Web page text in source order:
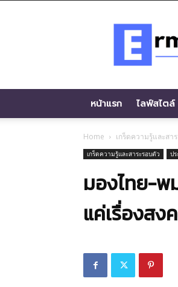
หน้าแรก ไลฟ์สไตล์
Home เกร็ดความรู้และสา
เกร็ดความรู้และสาระรอบตัว ป
มองไทย-พ
แค่เรื่องสง